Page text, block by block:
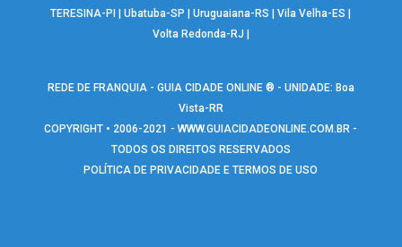
TERESINA-PI
|Ubatuba-SP |Uruguaiana-RS |Vila Velha-ES
Volta Redonda-RJ
REDE DE FRANQUIA - GUIA CIDADE ONLINE ® - UNIDADE: Boa
Vista-RR
COPYRIGHT • 2006-2021 -WWW.GUIACIDADEONLINE.COM.BR -
TODOS OS DIREITOS RESERVADOS
POLÍTICA DE PRIVACIDADE E TERMOS DE USO